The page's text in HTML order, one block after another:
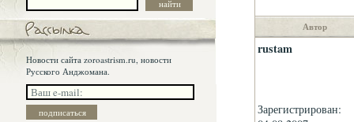
Новости сайта zoroastrism.ru, новости
Русского Анджомана.
Автор
rustam
Зарегистрирован: